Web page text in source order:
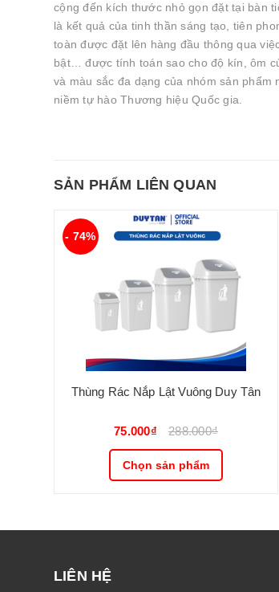
cộng đến kích thước nhỏ gọn đặt tại bàn
là kết quả của tinh thần sáng tạo, tiên
toàn được đặt lên hàng đầu thông qua
bật… được tính toán sao cho độ kín, ôm
và màu sắc đa dạng của nhóm sản
niềm tự hào Thương hiệu Quốc gia.
SẢN PHẨM LIÊN QUAN
- 74%
Thùng Rác Nắp Lật Vuông Duy Tân
75.000₫ 288.000₫
Chọn sản phẩm
LIÊN HỆ